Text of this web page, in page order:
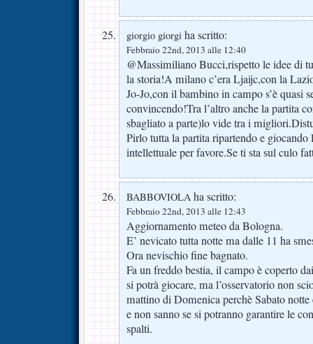
giorgio giorgi ha scritto:
Febbraio 22nd, 2013 alle 12:40
@Massimiliano Bucci,rispetto le idee di
la storia!A milano c’era Ljaijc,con la
Jo-Jo,con il bambino in campo s’è quasi
convincendo!Tra l’altro anche la partita
sbagliato a parte)lo vide tra i
Pirlo tutta la partita ripartendo e
intellettuale per favore.Se ti sta sul culo
BABBOVIOLA ha scritto:
Febbraio 22nd, 2013 alle 12:43
Aggiornamento meteo da Bologna.
E’ nevicato tutta notte ma dalle 11 ha
Ora nevischio fine bagnato.
Fa un freddo bestia, il campo è coperto
si potrà giocare, ma l’osservatorio non
mattino di Domenica perchè Sabato notte
e non sanno se si potranno garantire le
spalti.